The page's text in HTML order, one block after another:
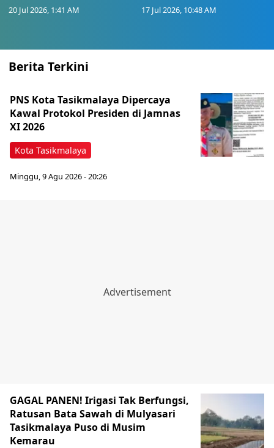
20 Jul 2026, 1:41 AM 17 Jul 2026, 10:48 AM
Berita Terkini
Kota Tasikmalaya
PNS Kota Tasikmalaya Dipercaya
Kawal Protokol Presiden di Jamnas
XI 2026
Minggu, 9 Agu 2026 - 20:26
GAGAL PANEN! Irigasi Tak Berfungsi,
Ratusan Bata Sawah di Mulyasari
Tasikmalaya Puso di Musim
Kemarau